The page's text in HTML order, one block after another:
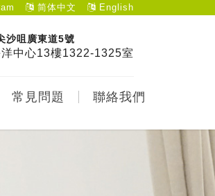
简体中文 English
沙咀廣東道5號
中心13樓1322-1325室
常見問題 聯絡我們